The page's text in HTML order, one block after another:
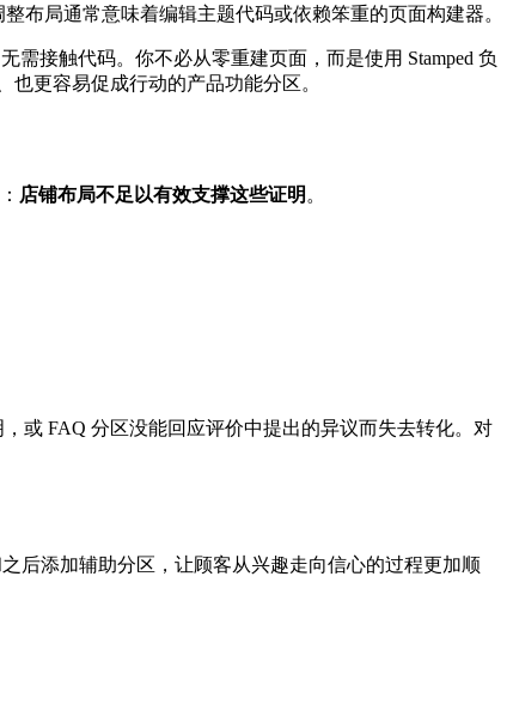
布局通常意味着编辑主题代码或依赖笨重的页面构建器。
无需接触代码。你不必从零重建页面，而是使用 Stamped 负
更容易促成行动的产品功能分区。
店铺布局不足以有效支撑这些证明 。
或 FAQ 分区没能回应评价中提出的异议而失去转化。对
后添加辅助分区，让顾客从兴趣走向信心的过程更加顺